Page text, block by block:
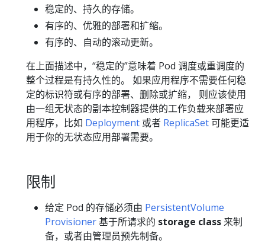
稳定的、持久的存储。
有序的、优雅的部署和扩缩。
有序的、自动的滚动更新。
在上面描述中，“稳定的”意味着 Pod 调度或重调度的
整个过程是有持久性的。 如果应用程序不需要任何稳
定的标识符或有序的部署、删除或扩缩， 则应该使用
由一组无状态的副本控制器提供的工作负载来部署应
用程序，比如 Deployment 或者 ReplicaSet可能更适
用于你的无状态应用部署需要。
限制
给定 Pod 的存储必须由 PersistentVolume
Provisioner基于所请求的 storage class 来制
备，或者由管理员预先制备。